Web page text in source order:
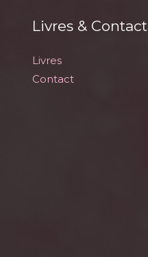
Livres & Contact
Livres
Contact